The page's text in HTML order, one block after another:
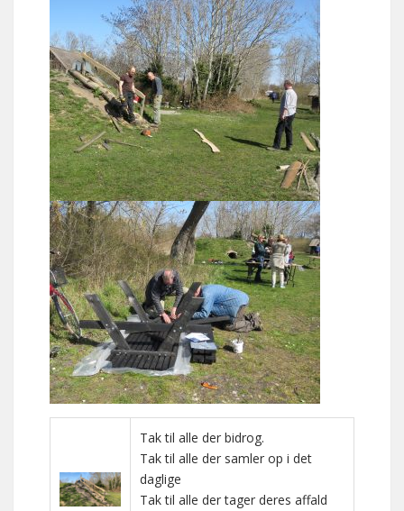
Tak til alle der bidrog.
Tak til alle der samler op i det
daglige
Tak til alle der tager deres affald